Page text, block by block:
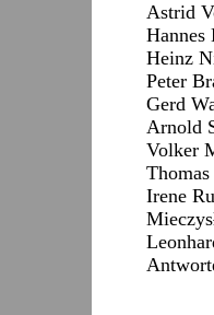
Astrid
Hannes
Heinz
Peter
Gerd
Arnold
Volker
Irene